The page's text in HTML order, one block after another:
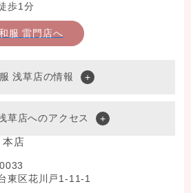
歩1分
服 雷門店へ
浅草店の情報
草店へのアクセス
本店
東区花川戸1-11-1